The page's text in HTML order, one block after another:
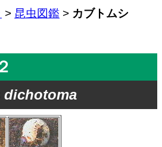
> 昆虫図鑑 > カブトムシ
dichotoma